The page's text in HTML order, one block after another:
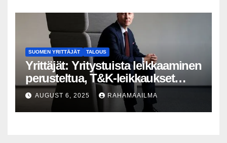
SUOMEN YRITTÄJÄT TALOUS
Yrittäjät: Yritystuista leikkaaminen
perusteltua, T&K-leikkaukset
lyhytnäköistä kasvupolitiikkaa
AUGUST 6, 2025 RAHAMAAILMA